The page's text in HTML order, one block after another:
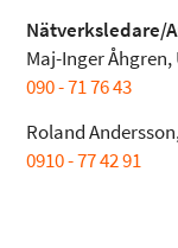
Nätverksledare/
Maj-Inger
090 - 71 76 43
Roland
0910 - 77 42 91